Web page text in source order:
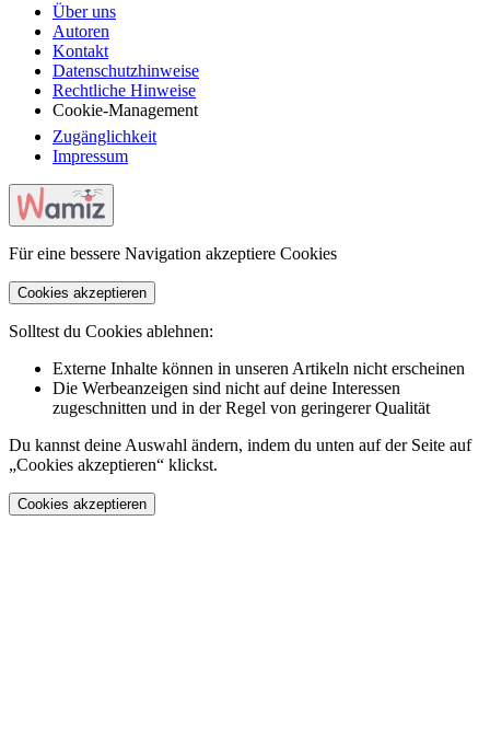
Über uns
Autoren
Kontakt
Datenschutzhinweise
Rechtliche Hinweise
Cookie-Management
Zugänglichkeit
Impressum
Für eine bessere Navigation akzeptiere Cookies
Cookies akzeptieren
Solltest du Cookies ablehnen:
Externe Inhalte können in unseren Artikeln nicht erscheinen
Die Werbeanzeigen sind nicht auf deine Interessen
zugeschnitten und in der Regel von geringerer Qualität
Du kannst deine Auswahl ändern, indem du unten auf der Seite auf
„Cookies akzeptieren“ klickst.
Cookies akzeptieren